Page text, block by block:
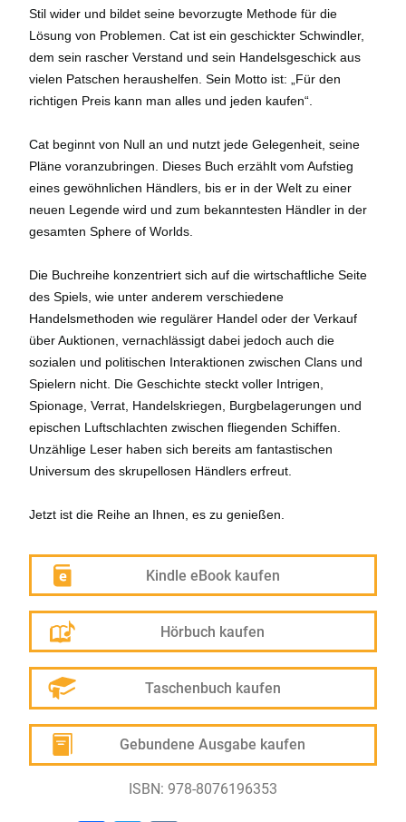
Stil wider und bildet seine bevorzugte Methode für die
Lösung von Problemen. Cat ist ein geschickter Schwindler,
dem sein rascher Verstand und sein Handelsgeschick aus
vielen Patschen heraushelfen. Sein Motto ist: „Für den
richtigen Preis kann man alles und jeden kaufen“.
Cat beginnt von Null an und nutzt jede Gelegenheit, seine
Pläne voranzubringen. Dieses Buch erzählt vom Aufstieg
eines gewöhnlichen Händlers, bis er in der Welt zu einer
neuen Legende wird und zum bekanntesten Händler in der
gesamten Sphere of Worlds.
Die Buchreihe konzentriert sich auf die wirtschaftliche Seite
des Spiels, wie unter anderem verschiedene
Handelsmethoden wie regulärer Handel oder der Verkauf
über Auktionen, vernachlässigt dabei jedoch auch die
sozialen und politischen Interaktionen zwischen Clans und
Spielern nicht. Die Geschichte steckt voller Intrigen,
Spionage, Verrat, Handelskriegen, Burgbelagerungen und
epischen Luftschlachten zwischen fliegenden Schiffen.
Unzählige Leser haben sich bereits am fantastischen
Universum des skrupellosen Händlers erfreut.
Jetzt ist die Reihe an Ihnen, es zu genießen.
Kindle eBook kaufen
Hörbuch kaufen
Taschenbuch kaufen
Gebundene Ausgabe kaufen
ISBN: 978-8076196353